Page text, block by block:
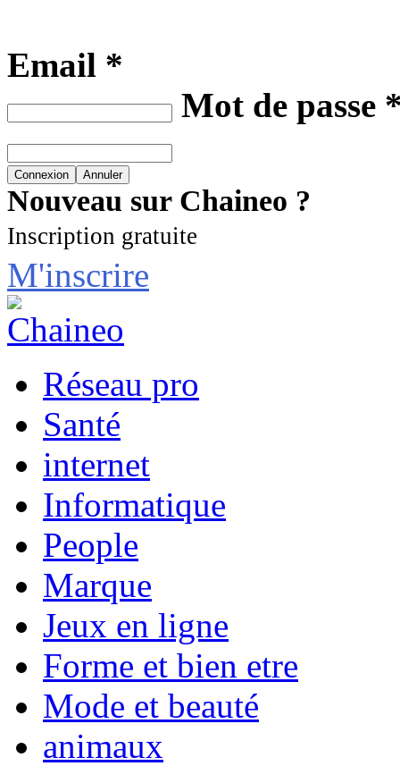
Email *
Mot de passe
Nouveau sur Chaineo ?
Inscription gratuite
M'inscrire
Réseau pro
Santé
internet
Informatique
People
Marque
Jeux en ligne
Forme et bien etre
Mode et beauté
animaux